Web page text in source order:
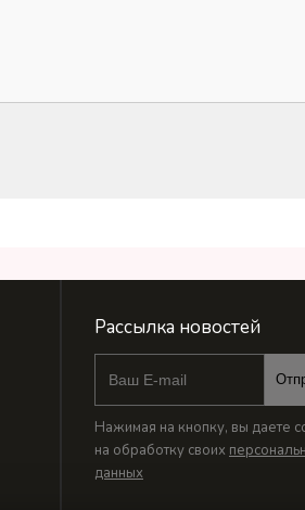
Рассылка новостей
Нажимая на кнопку, вы даете
на обработку своих
данных